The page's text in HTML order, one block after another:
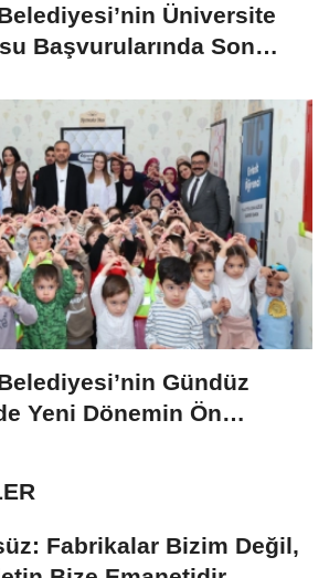
Üniversite
Başvurularında Son
Gündüz
Yeni Dönemin Ön
Fabrikalar Bizim Değil,